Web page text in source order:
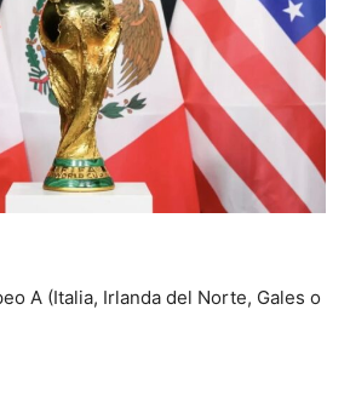
A (Italia, Irlanda del Norte, Gales o